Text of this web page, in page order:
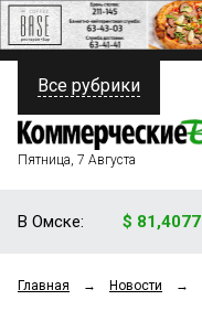
ПОЛИТИКА
ФИНАНСЫ
ОБЩЕСТВО
Все рубрики
Пятница, 7 Августа
В Омске: $ 81,4077
Главная → Новости →